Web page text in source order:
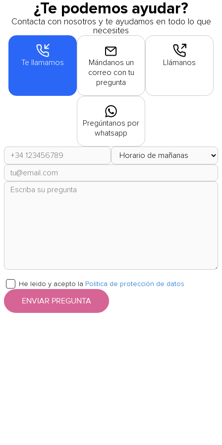
¿Te podemos ayudar?
Contacta con nosotros y te ayudamos en todo lo que
necesites
Te llamamos
Mándanos un
correo con tu
pregunta
Llámanos
Pregúntanos por
whatsapp
He leido y acepto la Politica de protección de datos
ENVIAR PREGUNTA